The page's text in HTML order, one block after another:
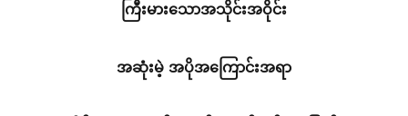
ကြီးမားသောအသိုင်းအဝိုင်း
အဆုံးမဲ့ အပိုအကြောင်းအရာ